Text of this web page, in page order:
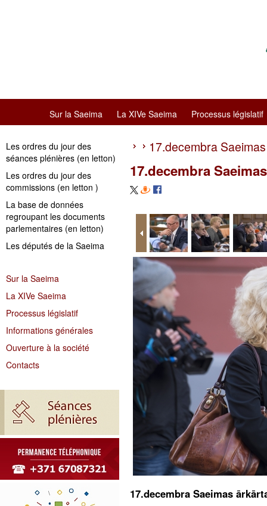
Sur la Saeima La XIVe Saeima Processus législatif
Les ordres du jour des
séances plénières (en letton)
Les ordres du jour des
commissions (en letton )
La base de données
regroupant les documents
parlementaires (en letton)
Les députés de la Saeima
Sur la Saeima
La XIVe Saeima
Processus législatif
Informations générales
Ouverture à la société
Contacts
17.decembra
17.decembra
17.decembra Saeimas